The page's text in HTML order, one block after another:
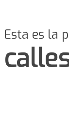
Esta es la